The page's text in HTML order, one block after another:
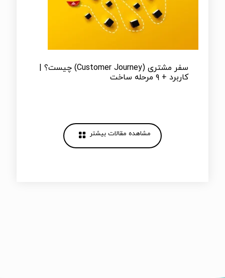
سفر مشتری (Customer Journey) چیست؟ |
کاربرد + ۹ مرحله ساخت
مشاهده مقالات بیشتر